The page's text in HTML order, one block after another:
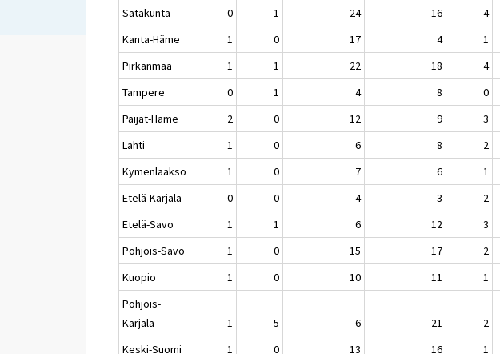
Satakunta
0 1 24 16 4
Kanta-Häme
1 0 17 4 1
Pirkanmaa
1 1 22 18 4
Tampere
0 1 4 8 0
Päijät-Häme
2 0 12 9 3
Lahti
1 0 6 8 2
Kymenlaakso
1 0 7 6 1
Etelä-Karjala
0 0 4 3 2
Etelä-Savo
1 1 6 12 3
Pohjois-Savo
1 0 15 17 2
Kuopio
1 0 10 11 1
Pohjois-
Karjala
1 5 6 21 2
Keski-Suomi
1 0 13 16 1